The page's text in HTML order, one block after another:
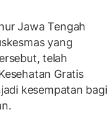
Jawa Tengah
yang
telah
Gratis
kesempatan bagi